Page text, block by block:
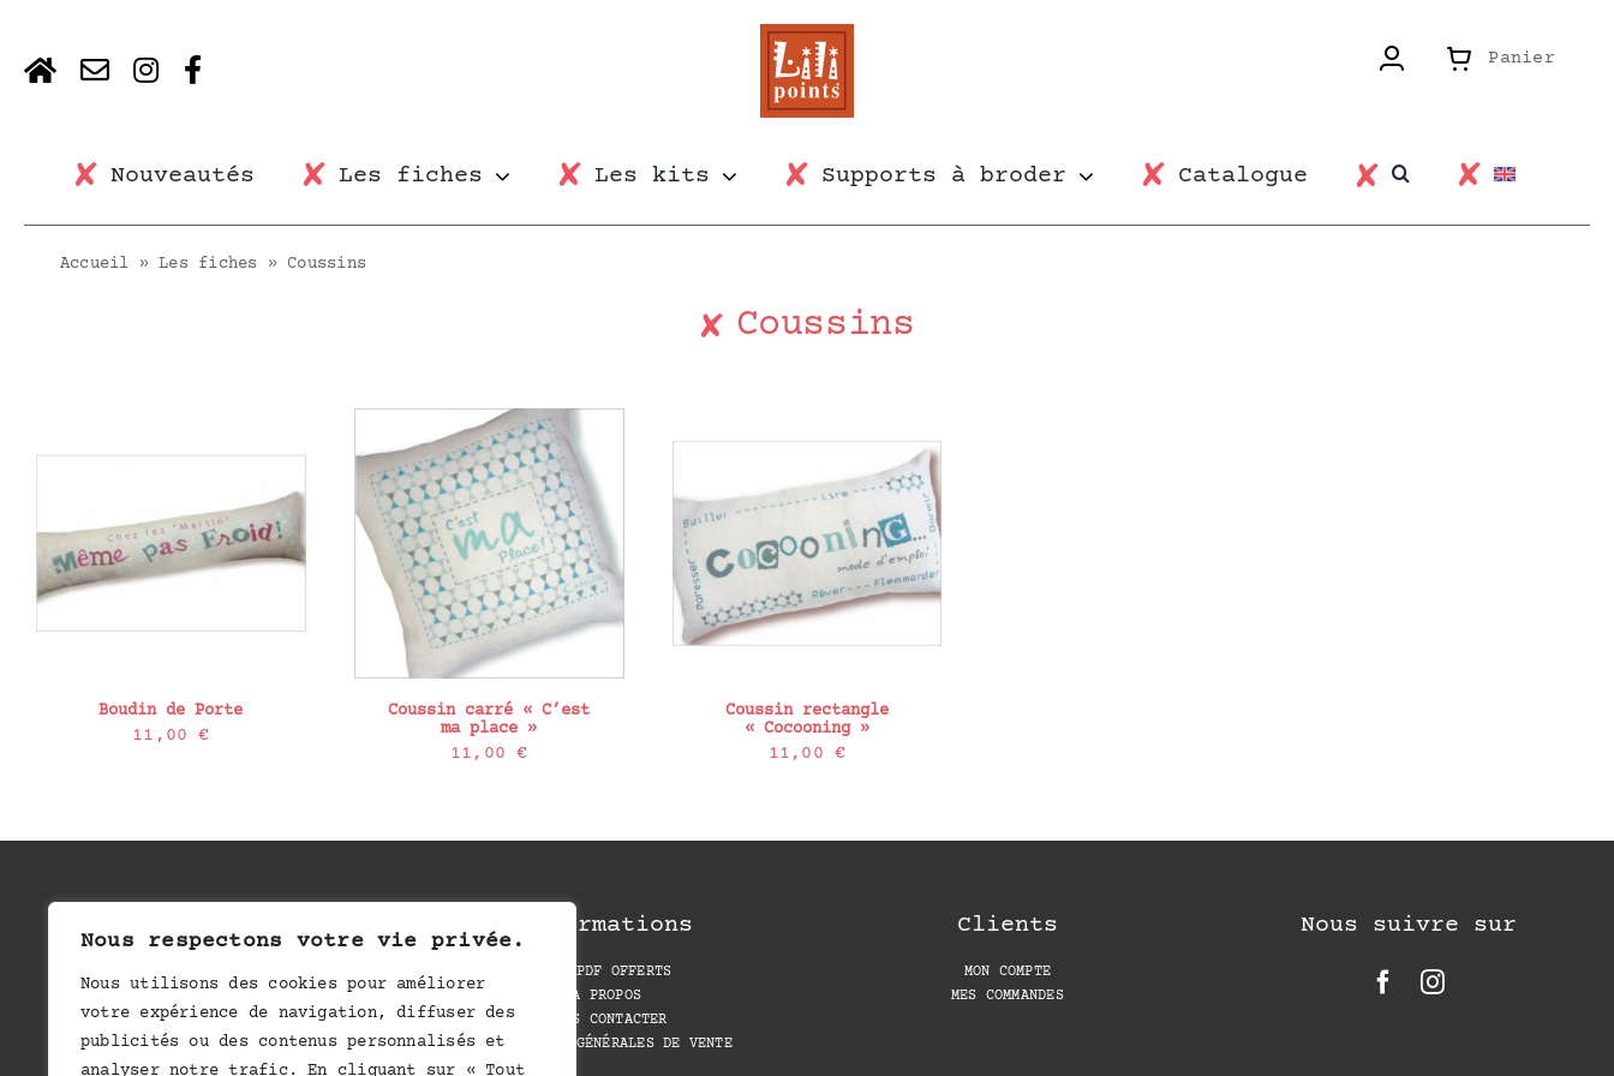
Nous respectons votre vie privée.
Nous utilisons des cookies pour améliorer
votre expérience de navigation, diffuser des
publicités ou des contenus personnalisés et
analyser notre trafic. En cliquant sur « Tout
content
Panier
Nouveautés Les fiches Les kits Supports à broder Catalogue
Accueil »Les fiches »Coussins
Coussins
Boudin de Porte
11,00€
Coussin carré « C’est
ma place »
11,00€
Coussin rectangle
« Cocooning »
11,00€
Informations
LES PDF OFFERTS
A PROPOS
NOUS CONTACTER
CONDITIONS GÉNÉRALES DE VENTE
Clients
MON COMPTE
MES COMMANDES
Nous suivre sur